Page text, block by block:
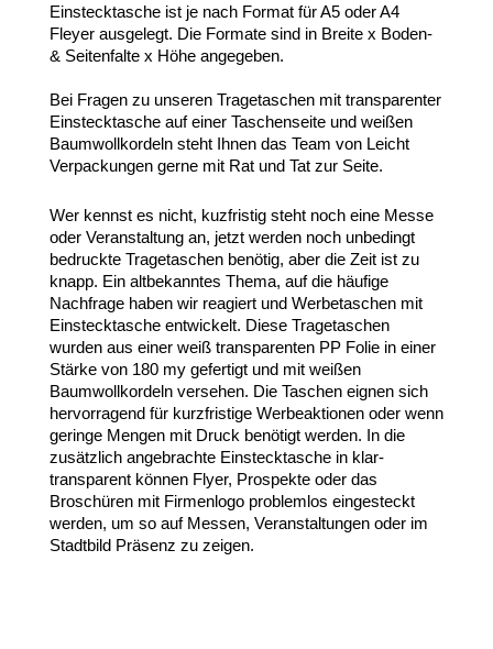
Einstecktasche ist je nach Format für A5 oder A4
Fleyer ausgelegt. Die Formate sind in Breite x Boden-
& Seitenfalte x Höhe angegeben.
Bei Fragen zu unseren Tragetaschen mit transparenter
Einstecktasche auf einer Taschenseite und weißen
Baumwollkordeln steht Ihnen das Team von Leicht
Verpackungen gerne mit Rat und Tat zur Seite.
Wer kennst es nicht, kuzfristig steht noch eine Messe
oder Veranstaltung an, jetzt werden noch unbedingt
bedruckte Tragetaschen benötig, aber die Zeit ist zu
knapp. Ein altbekanntes Thema, auf die häufige
Nachfrage haben wir reagiert und Werbetaschen mit
Einstecktasche entwickelt. Diese Tragetaschen
wurden aus einer weiß transparenten PP Folie in einer
Stärke von 180 my gefertigt und mit weißen
Baumwollkordeln versehen. Die Taschen eignen sich
hervorragend für kurzfristige Werbeaktionen oder wenn
geringe Mengen mit Druck benötigt werden. In die
zusätzlich angebrachte Einstecktasche in klar-
transparent können Flyer, Prospekte oder das
Broschüren mit Firmenlogo problemlos eingesteckt
werden, um so auf Messen, Veranstaltungen oder im
Stadtbild Präsenz zu zeigen.